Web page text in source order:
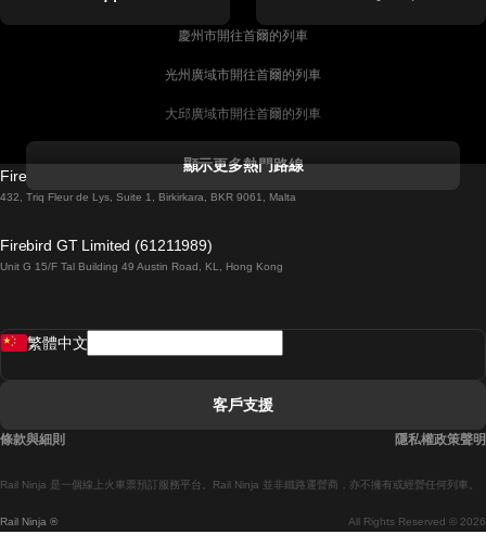
慶州市開往首爾的列車
光州廣域市開往首爾的列車
大邱廣域市開往首爾的列車
都柏林開往戈尔韦的列車
羅馬開往拿坡里的列車
顯示更多熱門路線
Firebird GT Limited (OC 1451)
432, Triq Fleur de Lys, Suite 1, Birkirkara, BKR 9061, Malta
Firebird GT Limited (61211989)
Unit G 15/F Tal Building 49 Austin Road, KL, Hong Kong
Rail Ninja ® All Rights Reserved © 2026
Rail Ninja 是一個線上火車票預訂服務平台。Rail Ninja 並非鐵路運營商，亦不擁有或經營任何列車。
繁體中文
客戶支援
條款與細則 隱私權政策聲明